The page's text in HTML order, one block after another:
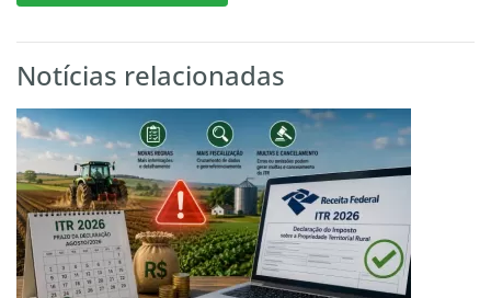
Notícias relacionadas